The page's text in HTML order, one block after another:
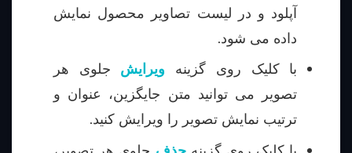
آپلود و در لیست تصاویر محصول نمایش
داده می شود.
با کلیک روی گزینه ویرایش
جلوی هر
تصویر می توانید متن جایگزین، عنوان و
ترتیب نمایش تصویر را ویرایش کنید.